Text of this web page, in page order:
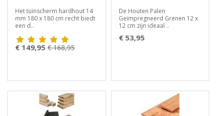
Het tuinscherm hardhout 14
mm 180 x 180 cm recht biedt
een d..
€ 149,95 € 168,95
De Houten Palen
Geïmpregneerd Grenen 12 x
12 cm zijn ideaal ..
€ 53,95